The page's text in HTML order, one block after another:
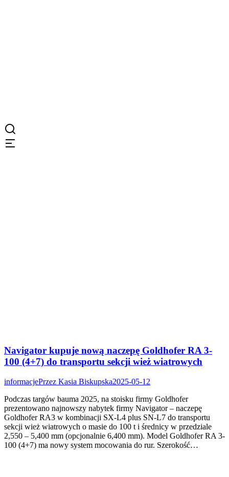
Navigator kupuje nową naczepę Goldhofer RA 3-
100 (4+7) do transportu sekcji wież wiatrowych
informacjePrzez Kasia Biskupska2025-05-12
Podczas targów bauma 2025, na stoisku firmy Goldhofer
prezentowano najnowszy nabytek firmy Navigator – naczepę
Goldhofer RA3 w kombinacji SX-L4 plus SN-L7 do transportu
sekcji wież wiatrowych o masie do 100 t i średnicy w przedziale
2,550 – 5,400 mm (opcjonalnie 6,400 mm). Model Goldhofer RA 3-
100 (4+7) ma nowy system mocowania do rur. Szerokość…